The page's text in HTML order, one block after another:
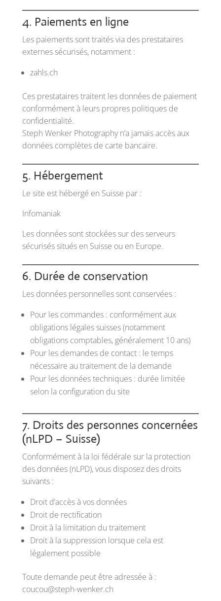
4. Paiements en ligne
Les paiements sont traités via des prestataires
externes sécurisés, notamment :
zahls.ch
Ces prestataires traitent les données de paiement
conformément à leurs propres politiques de
confidentialité.
Steph Wenker Photography n’a jamais accès aux
données complètes de carte bancaire.
5. Hébergement
Le site est hébergé en Suisse par :
Infomaniak
Les données sont stockées sur des serveurs
sécurisés situés en Suisse ou en Europe.
6. Durée de conservation
Les données personnelles sont conservées :
Pour les commandes : conformément aux
obligations légales suisses (notamment
obligations comptables, généralement 10 ans)
Pour les demandes de contact : le temps
nécessaire au traitement de la demande
Pour les données techniques : durée limitée
selon la configuration du site
7. Droits des personnes concernées
(nLPD – Suisse)
Conformément à la loi fédérale sur la protection
des données (nLPD), vous disposez des droits
suivants :
Droit d’accès à vos données
Droit de rectification
Droit à la limitation du traitement
Droit à la suppression lorsque cela est
légalement possible
Toute demande peut être adressée à :
coucou@steph-wenker.ch